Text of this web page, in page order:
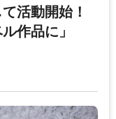
活動開始！
作品に」